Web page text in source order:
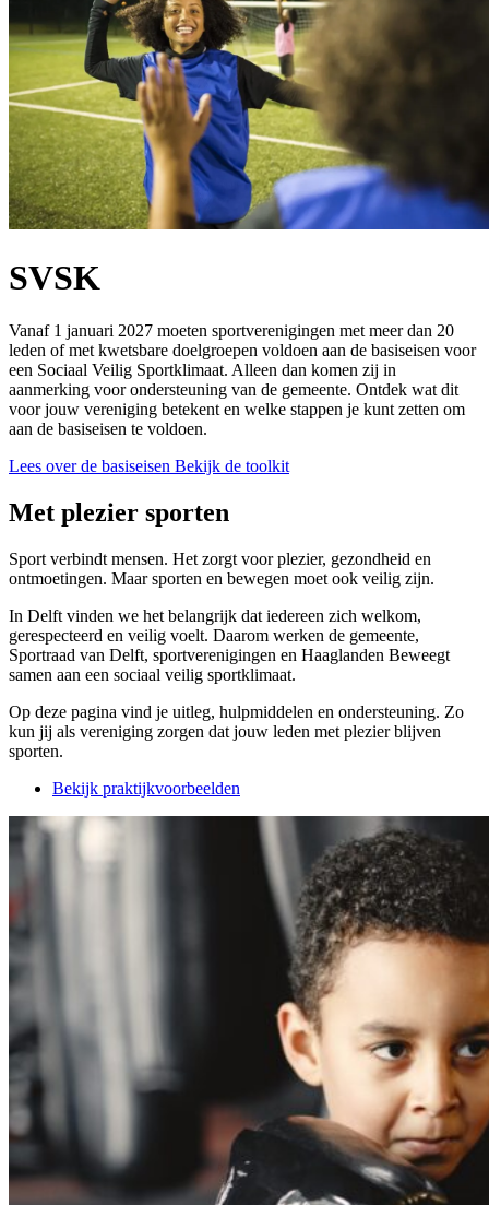
SVSK
Vanaf 1 januari 2027 moeten sportverenigingen met meer dan 20
leden of met kwetsbare doelgroepen voldoen aan de basiseisen voor
een Sociaal Veilig Sportklimaat. Alleen dan komen zij in
aanmerking voor ondersteuning van de gemeente. Ontdek wat dit
voor jouw vereniging betekent en welke stappen je kunt zetten om
aan de basiseisen te voldoen.
Lees over de basiseisen Bekijk de toolkit
Met plezier sporten​
Sport verbindt mensen. Het zorgt voor plezier, gezondheid en
ontmoetingen. Maar sporten en bewegen moet ook veilig zijn.
In Delft vinden we het belangrijk dat iedereen zich welkom,
gerespecteerd en veilig voelt. Daarom werken de gemeente,
Sportraad van Delft, sportverenigingen en Haaglanden Beweegt
samen aan een sociaal veilig sportklimaat.
Op deze pagina vind je uitleg, hulpmiddelen en ondersteuning. Zo
kun jij als vereniging zorgen dat jouw leden met plezier blijven
sporten.
Bekijk praktijkvoorbeelden